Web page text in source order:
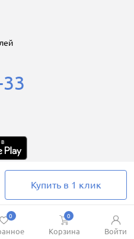
0
Корзина
0
Войти
Купить в 1 клик
2008-2026